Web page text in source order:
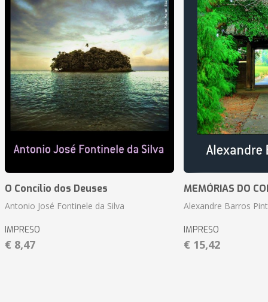
O Concílio dos Deuses
Antonio José Fontinele da Silva
IMPRESO
€ 8,47
MEMÓRIAS DO
Alexandre Barros
IMPRESO
€ 15,42